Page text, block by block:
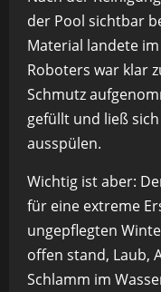
der Pool sichtbar
Material landete
Roboters war klar
Schmutz
gefüllt und ließ
ausspülen.
Wichtig ist aber:
für eine extreme
ungepflegten
offen stand, Laub,
Schlamm im